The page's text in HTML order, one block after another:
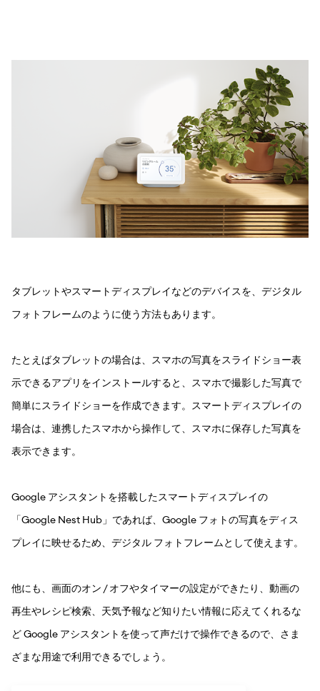
タブレットやスマートディスプレイなどのデバイスを、デジタル
フォトフレームのように使う方法もあります。
たとえばタブレットの場合は、スマホの写真をスライドショー表
示できるアプリをインストールすると、スマホで撮影した写真で
簡単にスライドショーを作成できます。スマートディスプレイの
場合は、連携したスマホから操作して、スマホに保存した写真を
表示できます。
Google アシスタントを搭載したスマートディスプレイの
「Google Nest Hub」であれば、Google フォトの写真をディス
プレイに映せるため、デジタル フォトフレームとして使えます。
他にも、画面のオン / オフやタイマーの設定ができたり、動画の
再生やレシピ検索、天気予報など知りたい情報に応えてくれるな
ど Google アシスタントを使って声だけで操作できるので、さま
ざまな用途で利用できるでしょう。